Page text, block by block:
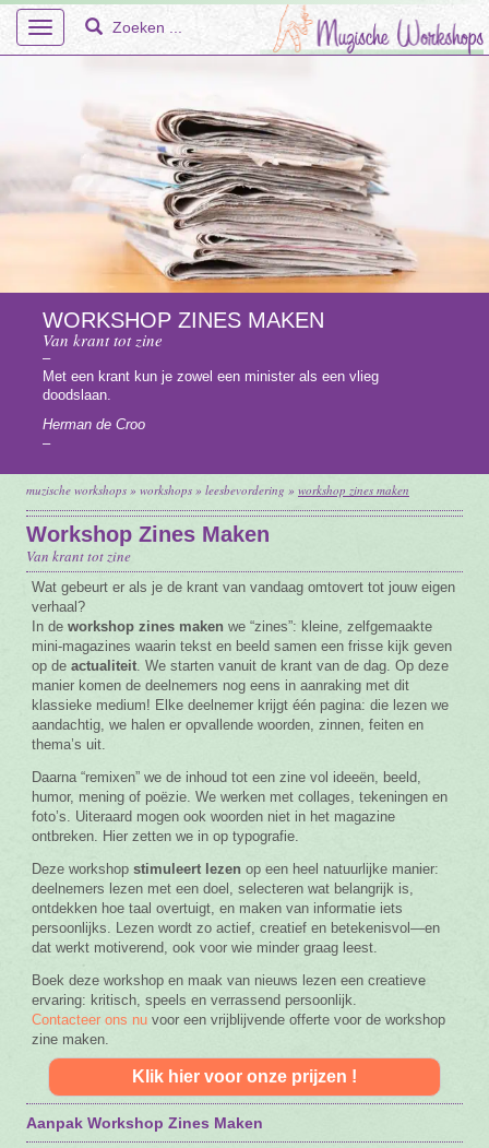
Toggle
navigation
Home
En Meer – Muzische Projecten
Doelgroepen
Tarieven
Vacature
Contact
WORKSHOP ZINES MAKEN
Van krant tot zine
–
Met een krant kun je zowel een minister als een vlieg
doodslaan.
Herman de Croo
–
muzische workshops » workshops » leesbevordering » workshop zines maken
Workshop Zines Maken
Van krant tot zine
Wat gebeurt er als je de krant van vandaag omtovert tot jouw eigen
verhaal?
In de workshop zines maken we “zines”: kleine, zelfgemaakte
mini-magazines waarin tekst en beeld samen een frisse kijk geven
op de actualiteit. We starten vanuit de krant van de dag. Op deze
manier komen de deelnemers nog eens in aanraking met dit
klassieke medium! Elke deelnemer krijgt één pagina: die lezen we
aandachtig, we halen er opvallende woorden, zinnen, feiten en
thema’s uit.
Daarna “remixen” we de inhoud tot een zine vol ideeën, beeld,
humor, mening of poëzie. We werken met collages, tekeningen en
foto’s. Uiteraard mogen ook woorden niet in het magazine
ontbreken. Hier zetten we in op typografie.
Deze workshop stimuleert lezen op een heel natuurlijke manier:
deelnemers lezen met een doel, selecteren wat belangrijk is,
ontdekken hoe taal overtuigt, en maken van informatie iets
persoonlijks. Lezen wordt zo actief, creatief en betekenisvol—en
dat werkt motiverend, ook voor wie minder graag leest.
Boek deze workshop en maak van nieuws lezen een creatieve
ervaring: kritisch, speels en verrassend persoonlijk.
Contacteer ons nu voor een vrijblijvende offerte voor de workshop
zine maken.
Klik hier voor onze prijzen !
Aanpak Workshop Zines Maken